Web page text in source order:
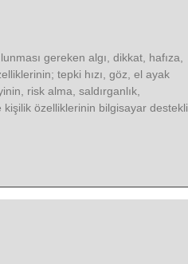
gereken algı, dikkat, hafıza,
tepki hızı, göz, el ayak
risk alma, saldırganlık,
kişilik özelliklerinin bilgisayar destekli